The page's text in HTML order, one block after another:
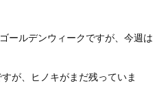
ールデンウィークですが、今週は
が、ヒノキがまだ残っていま